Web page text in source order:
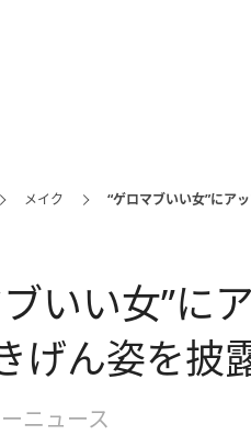
メイク “ゲロマブいい女”にア
いい女”に
げん姿を披
ニュース